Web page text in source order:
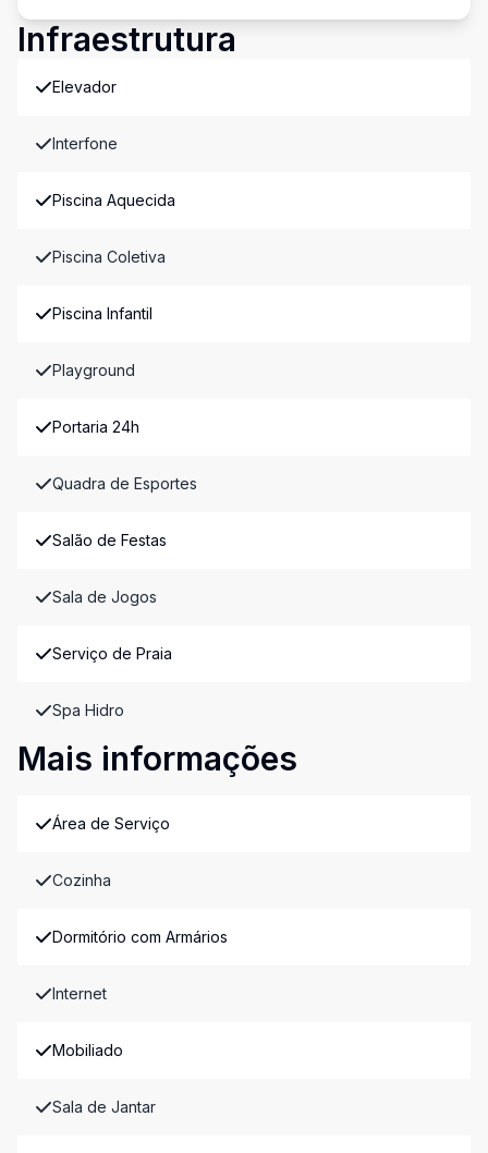
Infraestrutura
Elevador
Interfone
Piscina Aquecida
Piscina Coletiva
Piscina Infantil
Playground
Portaria 24h
Quadra de Esportes
Salão de Festas
Sala de Jogos
Serviço de Praia
Spa Hidro
Mais informações
Área de Serviço
Cozinha
Dormitório com Armários
Internet
Mobiliado
Sala de Jantar